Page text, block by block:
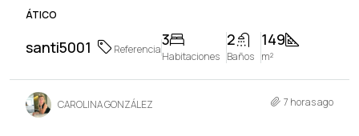
ÁTICO
santi5001 Referencia
3
Habitaciones
2
Baños
149
m²
CAROLINA GONZÁLEZ 7 horas ago